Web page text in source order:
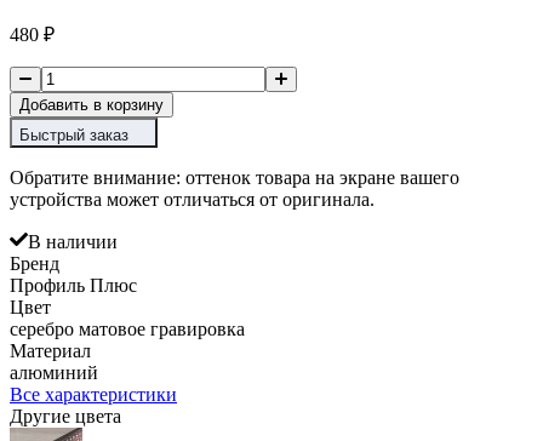
480 ₽
Добавить в корзину
Быстрый заказ
Обратите внимание: оттенок товара на экране вашего
устройства может отличаться от оригинала.
В наличии
Бренд
Профиль Плюс
Цвет
серебро матовое гравировка
Материал
алюминий
Все характеристики
Другие цвета